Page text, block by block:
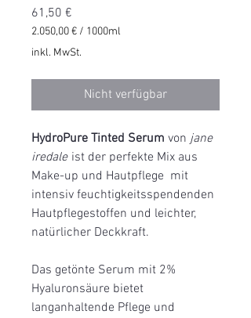
61,50 €
2.050,00 € / 1000ml
2.050,00 €
1000
inkl. MwSt.
Nicht verfügbar
HydroPure Tinted Serum von jane
iredale ist der perfekte Mix aus
Make-up und Hautpflege mit
intensiv feuchtigkeitsspendenden
Hautpflegestoffen und leichter,
natürlicher Deckkraft.
Das getönte Serum mit 2%
Hyaluronsäure bietet
langanhaltende Pflege und